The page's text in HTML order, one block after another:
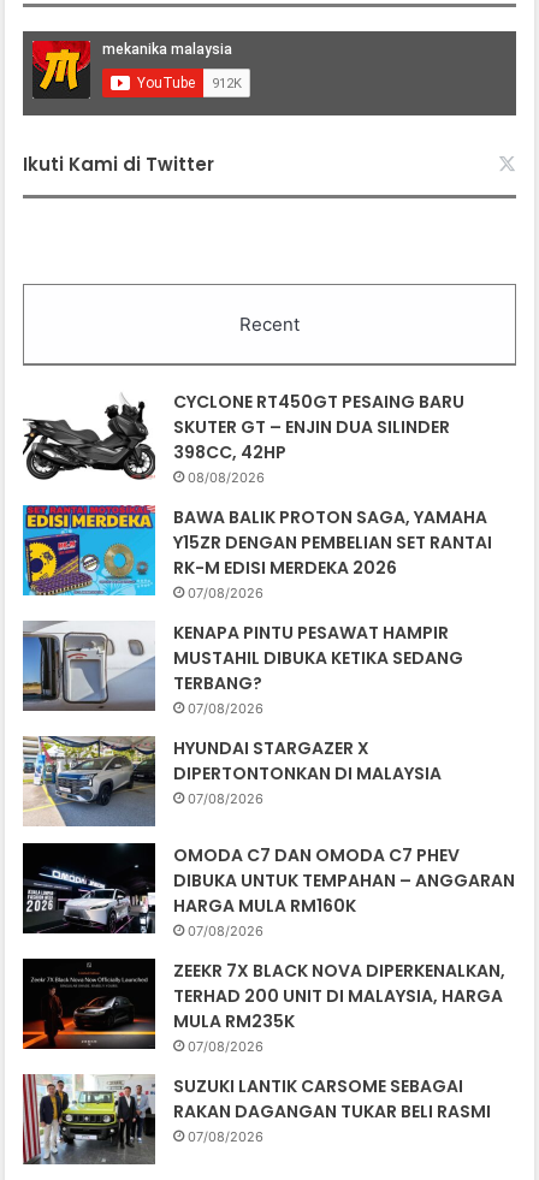
Ikuti Kami di Twitter
Recent
CYCLONE RT450GT PESAING BARU
SKUTER GT – ENJIN DUA SILINDER
398CC, 42HP
08/08/2026
BAWA BALIK PROTON SAGA, YAMAHA
Y15ZR DENGAN PEMBELIAN SET RANTAI
RK-M EDISI MERDEKA 2026
07/08/2026
KENAPA PINTU PESAWAT HAMPIR
MUSTAHIL DIBUKA KETIKA SEDANG
TERBANG?
07/08/2026
HYUNDAI STARGAZER X
DIPERTONTONKAN DI MALAYSIA
07/08/2026
OMODA C7 DAN OMODA C7 PHEV
DIBUKA UNTUK TEMPAHAN – ANGGARAN
HARGA MULA RM160K
07/08/2026
ZEEKR 7X BLACK NOVA DIPERKENALKAN,
TERHAD 200 UNIT DI MALAYSIA, HARGA
MULA RM235K
07/08/2026
SUZUKI LANTIK CARSOME SEBAGAI
RAKAN DAGANGAN TUKAR BELI RASMI
07/08/2026